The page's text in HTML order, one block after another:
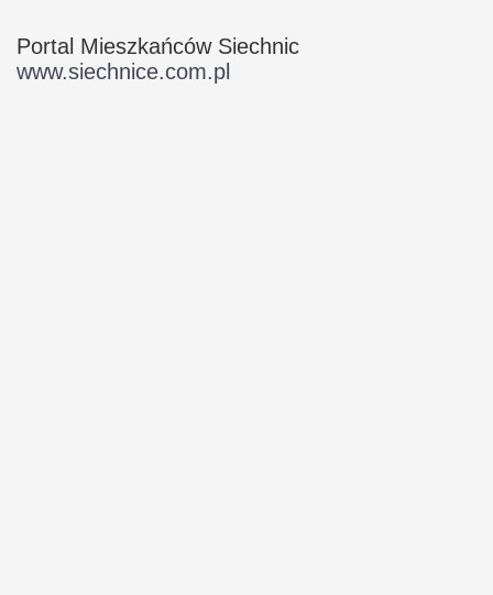
Portal Mieszkańców Siechnic
www.siechnice.com.pl